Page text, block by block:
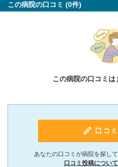
この病院の口コミ (0件)
この病院の口コミは
口コ
あなたの口コミが病院を探し
口コミ投稿につい